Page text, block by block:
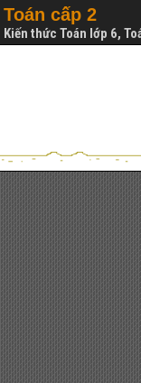
Toán cấp 2
Kiến thức Toán lớp 6,